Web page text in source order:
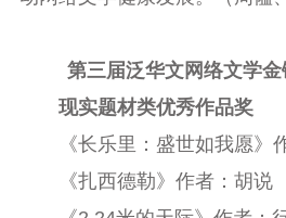
第三届泛华文网络文学
现实题材类优秀作品奖
《长乐里：盛世如我愿》
《扎西德勒》作者：胡说